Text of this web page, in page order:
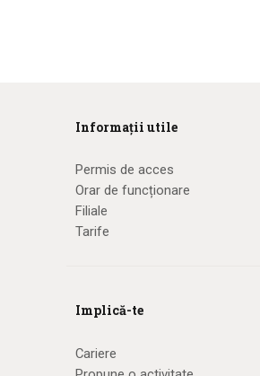
Informații utile
Permis de acces
Orar de funcționare
Filiale
Tarife
Implică-te
Cariere